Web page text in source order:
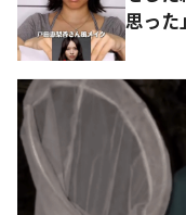
思った